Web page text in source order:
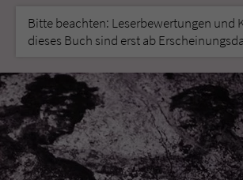
Bitte beachten: Leserbewertungen und
dieses Buch sind erst ab